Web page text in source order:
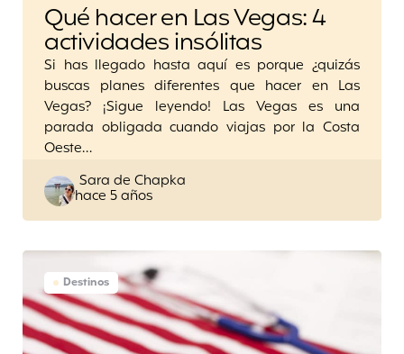
Qué hacer en Las Vegas: 4
actividades insólitas
Si has llegado hasta aquí es porque ¿quizás
buscas planes diferentes que hacer en Las
Vegas? ¡Sigue leyendo! Las Vegas es una
parada obligada cuando viajas por la Costa
Oeste…
Posted
by
Sara de Chapka
hace 5 años
Destinos